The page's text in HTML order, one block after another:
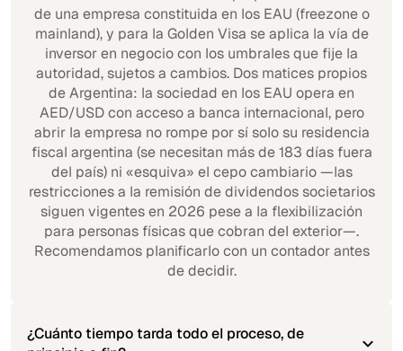
de una empresa constituida en los EAU (freezone o
mainland), y para la Golden Visa se aplica la vía de
inversor en negocio con los umbrales que fije la
autoridad, sujetos a cambios. Dos matices propios
de Argentina: la sociedad en los EAU opera en
AED/USD con acceso a banca internacional, pero
abrir la empresa no rompe por sí solo su residencia
fiscal argentina (se necesitan más de 183 días fuera
del país) ni «esquiva» el cepo cambiario —las
restricciones a la remisión de dividendos societarios
siguen vigentes en 2026 pese a la flexibilización
para personas físicas que cobran del exterior—.
Recomendamos planificarlo con un contador antes
de decidir.
¿Cuánto tiempo tarda todo el proceso, de